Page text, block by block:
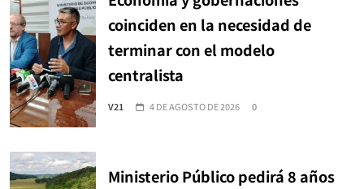
coinciden en la necesidad de
terminar con el modelo
centralista
V21 4 DE AGOSTO DE 2026 0
Ministerio Público pedirá 8 años